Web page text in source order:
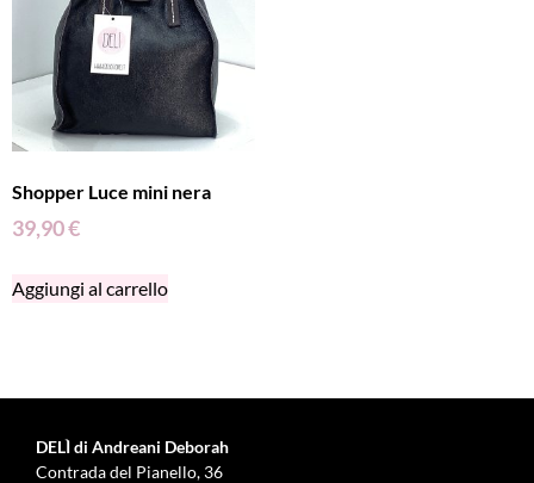
Shopper Luce mini nera
39,90€
Aggiungi al carrello
DELÌ di Andreani Deborah
Contrada del Pianello, 36